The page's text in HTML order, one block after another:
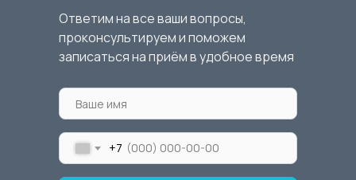
Ответим на все ваши вопросы,
проконсультируем и поможем
записаться на приём в удобное время
+7